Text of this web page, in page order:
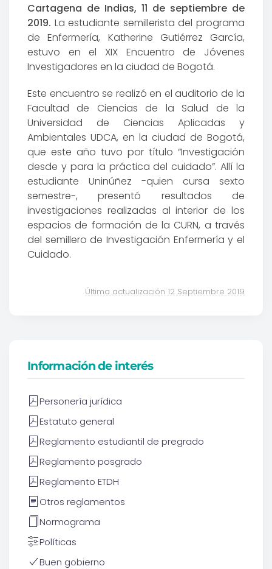
Cartagena de Indias, 11 de septiembre de
2019. La estudiante semillerista del programa
de Enfermería, Katherine Gutiérrez García,
estuvo en el XIX Encuentro de Jóvenes
Investigadores en la ciudad de Bogotá.
Este encuentro se realizó en el auditorio de la
Facultad de Ciencias de la Salud de la
Universidad de Ciencias Aplicadas y
Ambientales UDCA, en la ciudad de Bogotá,
que este año tuvo por título “Investigación
desde y para la práctica del cuidado”. Allí la
estudiante Uninúñez -quien cursa sexto
semestre-, presentó resultados de
investigaciones realizadas al interior de los
espacios de formación de la CURN, a través
del semillero de Investigación Enfermería y el
Cuidado.
Última actualización 12 Septiembre 2019
Información de interés
Personería jurídica
Estatuto general
Reglamento estudiantil de pregrado
Reglamento posgrado
Reglamento ETDH
Otros reglamentos
Normograma
Políticas
Buen gobierno